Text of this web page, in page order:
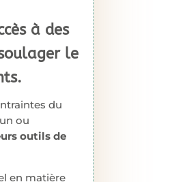
à des
le
du
ou
outils de
en matière